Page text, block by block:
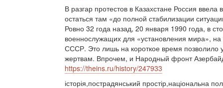
В разгар протестов в Казахстане Россия
остаться там «до полной стабилизации
Ровно 32 года назад, 20 января 1990 года, в
военнослужащих для «установления мира»,
СССР. Это лишь на короткое время позволило
жертвам. Впрочем, и Народный фронт
https://theins.ru/history/247933
історія,пострадянський простір,національна